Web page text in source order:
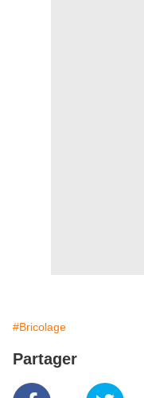
#Bricolage
Partager